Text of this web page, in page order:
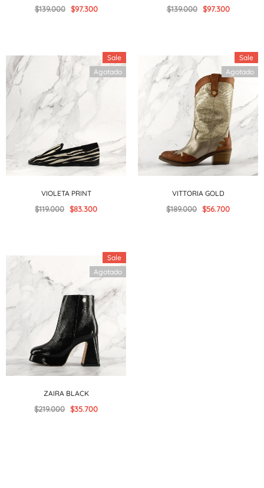
$139.000 $97.300 $139.000 $97.300
Sale
Agotado
VIOLETA PRINT
$119.000 $83.300
Sale
Agotado
VITTORIA GOLD
$189.000 $56.700
Sale
Agotado
ZAIRA BLACK
$219.000 $35.700